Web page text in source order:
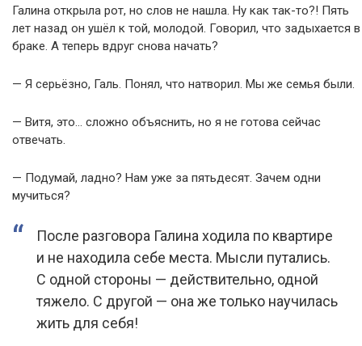
Галина открыла рот, но слов не нашла. Ну как так-то?! Пять
лет назад он ушёл к той, молодой. Говорил, что задыхается в
браке. А теперь вдруг снова начать?
— Я серьёзно, Галь. Понял, что натворил. Мы же семья были.
— Витя, это… сложно объяснить, но я не готова сейчас
отвечать.
— Подумай, ладно? Нам уже за пятьдесят. Зачем одни
мучиться?
После разговора Галина ходила по квартире
и не находила себе места. Мысли путались.
С одной стороны — действительно, одной
тяжело. С другой — она же только научилась
жить для себя!